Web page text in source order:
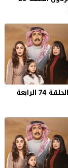
مسلسل امي الحلقة 74 الرابعة